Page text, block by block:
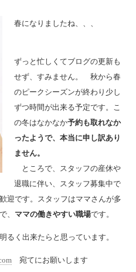
春になりましたね、、、
ずっと忙しくてブログの更新も
せず、すみません。 秋から春
のピークシーズンが終わり少し
ずつ時間が出来る予定です。こ
の冬はなかなか予約も取れなか
ったようで、本当に申し訳あり
ません。
ところで、スタッフの産休や
退職に伴い、スタッフ募集中で
迎です。スタッフはママさんが多
、 ママの働きやすい職場です。
るく出来たらと思っています。
宛てにお願いします